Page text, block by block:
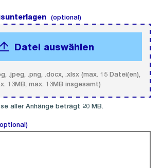
(optional)(optional).
Datei auswählen
.jpeg, .png, .docx, .xlsx (max. 15 Datei(en),
13MB, max. 13MB insgesamt)
aller Anhänge beträgt 20 MB.
(optional).